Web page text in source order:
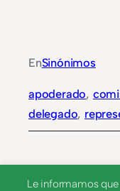
EnSinónimos
apoderado,
delegado,
Le informamos